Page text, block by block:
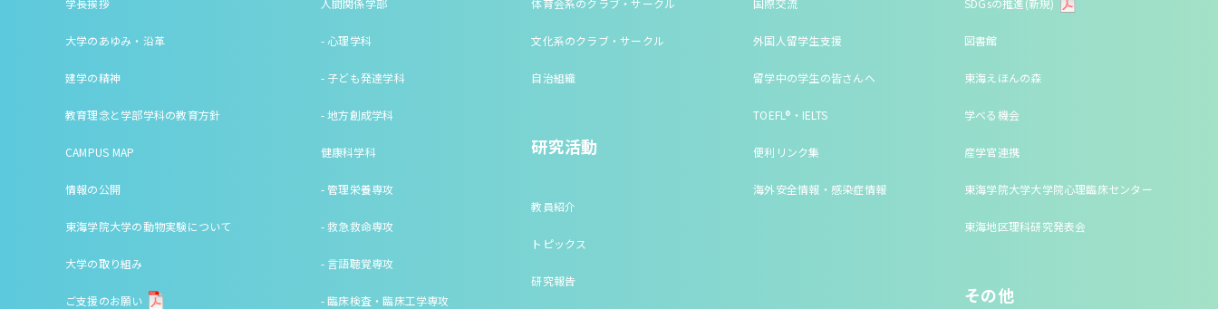
学長挨拶
大学のあゆみ・沿革
建学の精神
教育理念と学部学科の教育方針
CAMPUS MAP
情報の公開
東海学院大学の動物実験について
大学の取り組み
ご支援のお願い
人間関係学部
- 心理学科
- 子ども発達学科
- 地方創成学科
健康科学科
- 管理栄養専攻
- 救急救命専攻
- 言語聴覚専攻
- 臨床検査・臨床工学専攻
体育会系のクラブ・サークル
文化系のクラブ・サークル
自治組織
研究活動
教員紹介
トピックス
研究報告
国際交流
外国人留学生支援
留学中の学生の皆さんへ
TOEFL®・IELTS
便利リンク集
海外安全情報・感染症情報
SDGsの推進(新規)
図書館
東海えほんの森
学べる機会
産学官連携
東海学院大学大学院心理臨床センター
東海地区理科研究発表会
その他